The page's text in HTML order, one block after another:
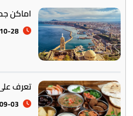
المأكولات العالمية
تخطيط الرحلات والتنقل
اماكن
10-28
تعرف على
09-03